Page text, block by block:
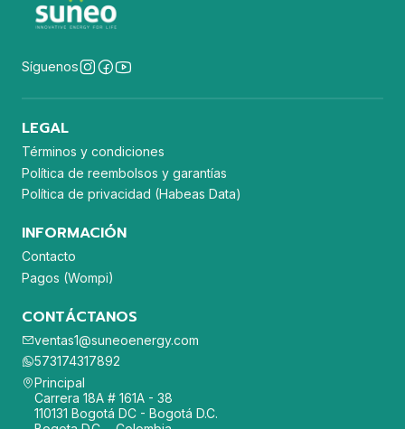
Síguenos
LEGAL
Términos y condiciones
Política de reembolsos y garantías
Política de privacidad (Habeas Data)
INFORMACIÓN
Contacto
Pagos (Wompi)
CONTÁCTANOS
ventas1@suneoenergy.com
573174317892
Principal
Carrera 18A # 161A - 38
110131 Bogotá DC - Bogotá D.C.